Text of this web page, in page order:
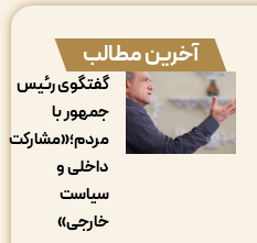
آخرین مطالب
گفتگوی رئیس
جمهور با
مردم؛«مشارکت
داخلی و
سیاست
خارجی»